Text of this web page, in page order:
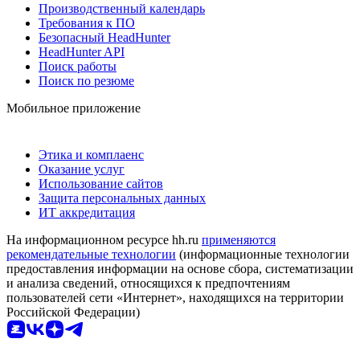
Производственный календарь
Требования к ПО
Безопасный HeadHunter
HeadHunter API
Поиск работы
Поиск по резюме
Мобильное приложение
Этика и комплаенс
Оказание услуг
Использование сайтов
Защита персональных данных
ИТ аккредитация
На информационном ресурсе hh.ru применяются
рекомендательные технологии (информационные технологии
предоставления информации на основе сбора, систематизации
и анализа сведений, относящихся к предпочтениям
пользователей сети «Интернет», находящихся на территории
Российской Федерации)